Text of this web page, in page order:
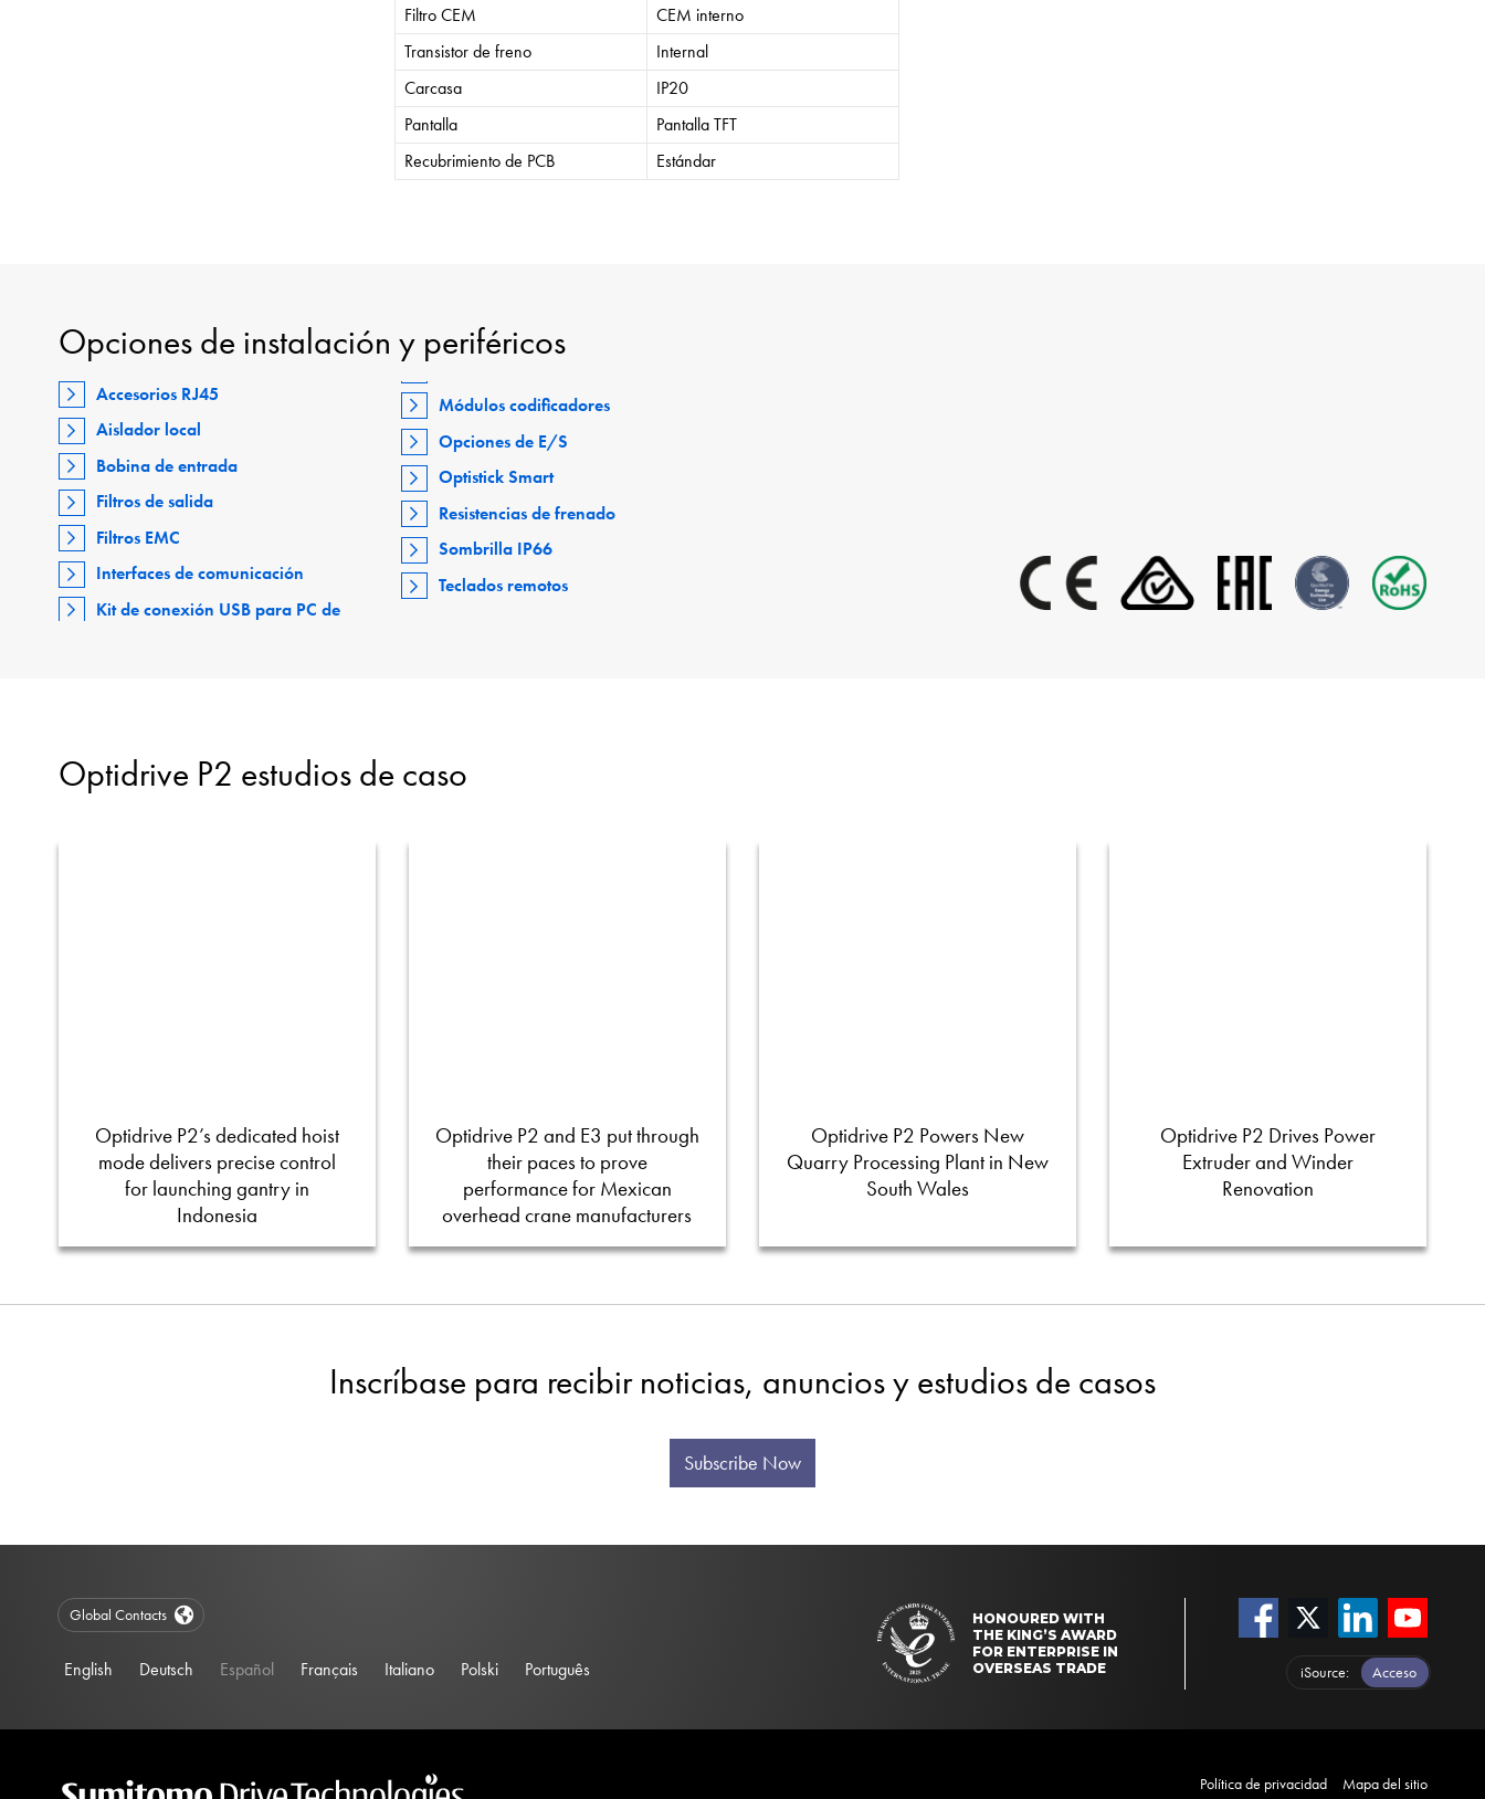
Filtro CEM
CEM interno
Transistor de freno
Internal
Carcasa
IP20
Pantalla
Pantalla TFT
Recubrimiento de PCB
Estándar
Opciones de instalación y periféricos
Accesorios RJ45
Aislador local
Bobina de entrada
Filtros de salida
Filtros EMC
Interfaces de comunicación
Kit de conexión USB para PC de
Módulos codificadores
Opciones de E/S
Optistick Smart
Resistencias de frenado
Sombrilla IP66
Teclados remotos
Optidrive P2 estudios de caso
Optidrive P2’s dedicated hoist
mode delivers precise control
for launching gantry in
Indonesia
Optidrive P2 and E3 put through
their paces to prove
performance for Mexican
overhead crane manufacturers
Optidrive P2 Powers New
Quarry Processing Plant in New
South Wales
Optidrive P2 Drives Power
Extruder and Winder
Renovation
Inscríbase para recibir noticias, anuncios y estudios de casos
Subscribe Now
HONOURED WITH
THE KING’S AWARD
FOR ENTERPRISE IN
OVERSEAS TRADE
iSource Acceso
Global Contacts
English Deutsch Español Français Italiano Polski Português
Política de privacidad Mapa del sitio